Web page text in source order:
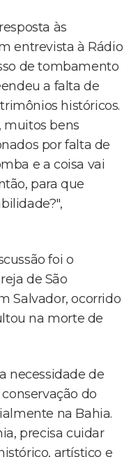
às
entrevista à Rádio
de tombamento
a falta de
históricos.
muitos bens
por falta de
e a coisa vai
para que
foi o
de São
Salvador, ocorrido
na morte de
necessidade de
do
na Bahia.
precisa cuidar
artístico e